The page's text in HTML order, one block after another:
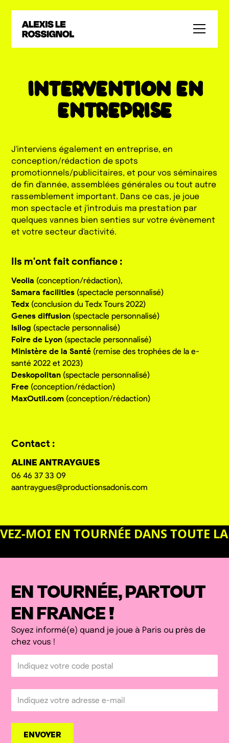
INTERVENTION EN
ENTREPRISE
J'interviens également en entreprise, en
conception/rédaction de spots
promotionnels/publicitaires, et pour vos séminaires
de fin d'année, assemblées générales ou tout autre
rassemblement important. Dans ce cas, je joue
mon spectacle et j'introduis ma prestation par
quelques vannes bien senties sur votre évènement
et votre secteur d'activité.
Ils m'ont fait confiance :
Veolia (conception/rédaction),
Samara facilities (spectacle personnalisé)
Tedx (conclusion du Tedx Tours 2022)
Genes diffusion (spectacle personnalisé)
Isilog (spectacle personnalisé)
Foire de Lyon (spectacle personnalisé)
Ministère de la Santé (remise des trophées de la e-
santé 2022 et 2023)
Deskopolitan (spectacle personnalisé)
Free (conception/rédaction)
MaxOutil.com (conception/rédaction)
Contact :
ALINE ANTRAYGUES
06 46 37 33 09
aantraygues@productionsadonis.com
MOI EN TOURNÉE DANS TOUTE
EN TOURNÉE, PARTOUT
EN FRANCE !
Soyez informé(e) quand je joue à Paris ou près de
chez vous !